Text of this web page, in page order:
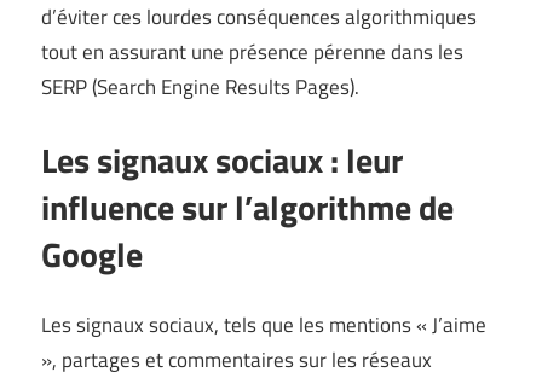
d’éviter ces lourdes conséquences algorithmiques
tout en assurant une présence pérenne dans les
SERP (Search Engine Results Pages).
Les signaux sociaux : leur
influence sur l’algorithme de
Google
Les signaux sociaux, tels que les mentions « J’aime
», partages et commentaires sur les réseaux